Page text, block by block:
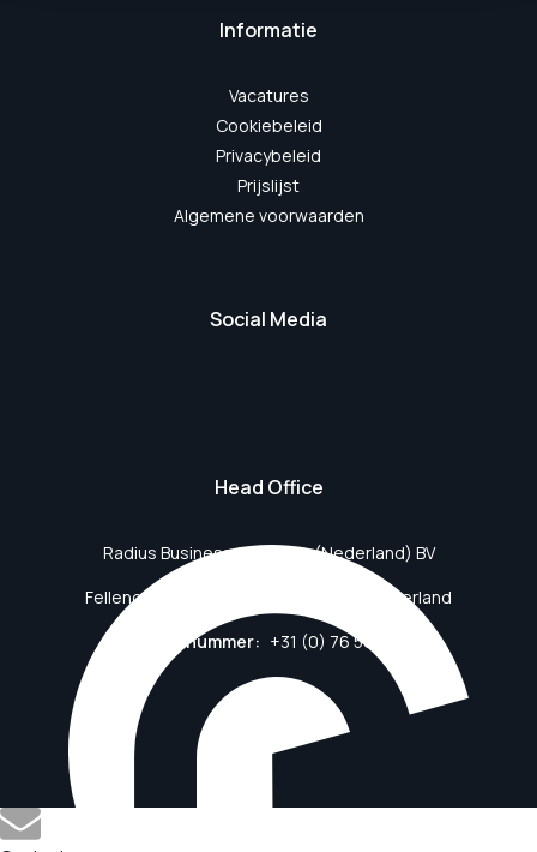
Informatie
Vacatures
Cookiebeleid
Privacybeleid
Prijslijst
Algemene voorwaarden
Social Media
Head Office
Radius Business Solutions (Nederland) BV
Fellenoordstraat 94, 4811 TJ Breda, Nederland
Telefoonnummer: +31 (0) 76 561 44 73